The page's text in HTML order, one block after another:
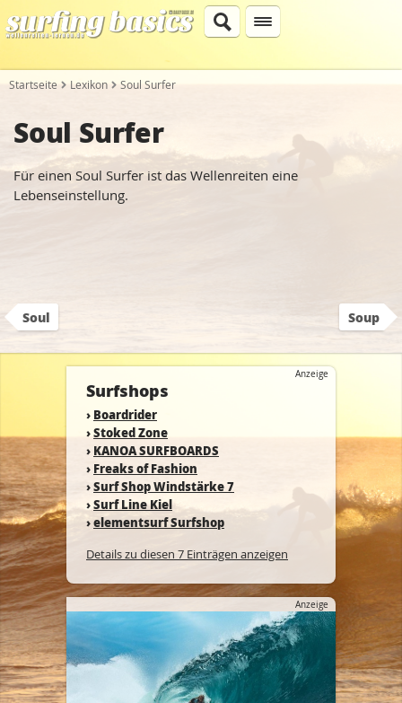
Startseite Lexikon Soul Surfer
Soul Surfer
Für einen Soul Surfer ist das Wellenreiten eine
Lebenseinstellung.
Soul Soup
Anzeige
Surfshops
› Boardrider
›Stoked Zone
› KANOA SURFBOARDS
› Freaks of Fashion
›Surf Shop Windstärke 7
›Surf Line Kiel
›elementsurf Surfshop
Details zu diesen 7 Einträgen anzeigen
Anzeige